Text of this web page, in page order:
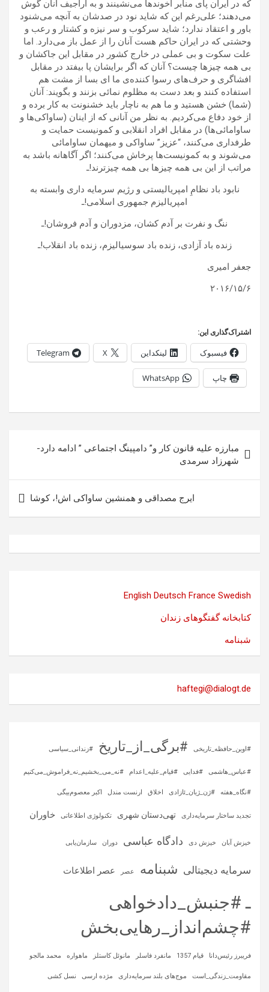
که در ایران پای منابر آخوند‌ها می‌نشینند و به اراجیف آنان گوش
می‌دهند؛ علی‌رغم این که شاید نود در صدشان به آنچه می‌شنود
باور و اعتقاد ندارد؛ شاید سرکوب و سر نیزه و کشتار و رعب و
وحشتی که در ایران حاکم هست آنان را از عمل باز می‌دارد. اما
علت سکوت و بی عملی در خارج کشور در مقابل این جاکشان و
بی همه چیزها چیست؟ آنان که اگر برایشان پا بیفتد در مقابل
افشاگری و حرف‌های رسوا کننده‌ی ما ای بسا از مشت هم
استفاده کنند و بعد دست به مظلوم نمائی بزنند و بگویند: آنان
(شما) خشن هستید و ما هم به ناچار باید خشنونت به کار ‌برده و
از خود دفاع می‌کردیم. به نظر من آنانی که از اینان (ساواکی‌ها و
ساوامائی‌ها) در مقابل افراد انقلابی و کمونیست حمایت و
طرفداری می‌کنند، “عزیز” ساواکی و میهمان ساوامائی
می‌شوند و به کمونیست‌ها پرخاش می‌کنند؛ اگر آگاهانه باشد به
مراتب از این بی همه چیزها بی همه چیزترند!ـ
نابود باد نظامِ امپریالیستی و رژیم سرمایه داری وابسته به
امپریالیزم جمهوری اسلامی!ـ
ننگ و نفرت بر آدم کشان، مزدوران و آدم فروشان!ـ
زنده باد آزادی، زنده باد سوسیالیزم، زنده باد انقلاب!ـ
جعفر امیری
۱۵/۶/٢٠۱۶
اشتراک‌گذاری این:
فیسبوک لینکداین X
Telegram
چاپ WhatsApp
نوشته
مبارزه علیه قانون کار و” دامپینگ اجتماعی ” ادامه دارد-
شهرزاد سرمدی
ايرج مصداقی و همنشين ساواکی اش!، کوشا
English Deutsch France Swedish
کتابخانه گفتگوهای زندان
شبنامه
haftegi@dialogt.de
#اوین_حافظه_تاریخی #برگی_از_تاریخ #زندانی_سیاسی
#عباس_هاشمی #فدایی #قیام_علیه_اعدام #نه_می_بخشیم_نه_فراموش_می‌کنیم
#نگاه_هفته #ژن_ژیان_ئازادی اخلاق ارنست مندل اکبر معصوم‌بیگی
تجدید ساختار سرمایه‌داری تهی‌دستان شهری تکنولوژی اطلاعاتی خاوران
خیزش آبان خیزش دی دادگاه عباسی دوران سازمان‌یابی
سرمایه‌ دیجیتالی شبنامه عصر عصر اطلاعات
ـ #جنبش_دادخواهی
#چشم‌انداز_رهایی‌بخش
فریبرز رئیس‌دانا قیام 1357 مانفرد فاسلر مانوئل کاستلز ماهواره‌ محمد مالجو
مقاومت_زندگی_است موج‌های بلند سرمایه‌داری مژده ارسی نسل کشی